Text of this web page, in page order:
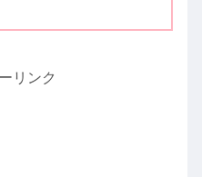
リンク